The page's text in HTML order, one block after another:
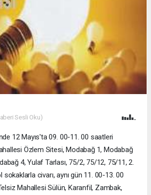
Sesli Oku)
12 Mayıs'ta 09. 00-11. 00 saatleri
Özlem Sitesi, Modabağ 1, Modabağ
4, Yulaf Tarlası, 75/2, 75/12, 75/11, 2.
sokaklarla civarı, aynı gün 11. 00-13. 00
Mahallesi Sülün, Karanfil, Zambak,